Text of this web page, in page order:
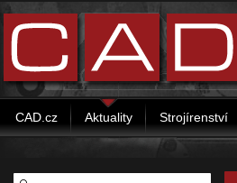
CAD.cz Aktuality Strojírenství